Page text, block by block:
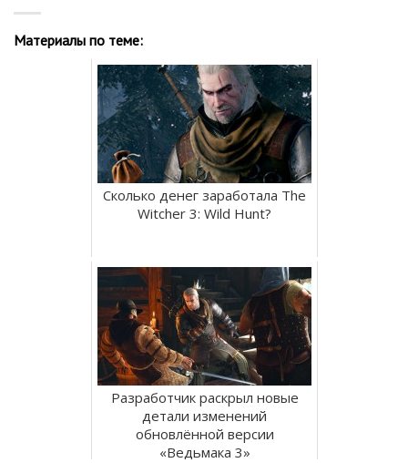
Материалы по теме:
Сколько денег заработала The
Witcher 3: Wild Hunt?
Разработчик раскрыл новые
детали изменений
обновлённой версии
«Ведьмака 3»